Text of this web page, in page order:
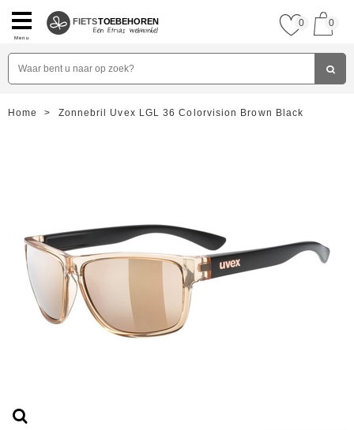
Menu
FIETSTOEBEHOREN 0 0
Home > Zonnebril Uvex LGL 36 Colorvision Brown Black